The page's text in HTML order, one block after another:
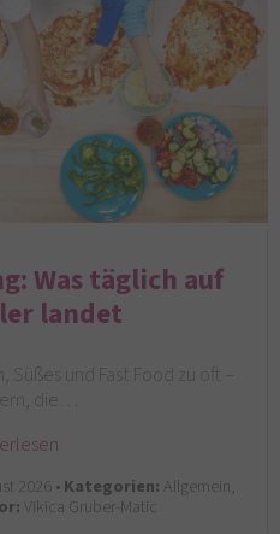
Was täglich auf
landet
und Fast Food zu oft –
die…
2026 •Kategorien: Allgemein,
Vikica Gruber-Matic